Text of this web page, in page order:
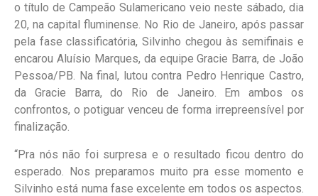
o título de Campeão Sulamericano veio neste sábado, dia
20, na capital fluminense. No Rio de Janeiro, após passar
pela fase classificatória, Silvinho chegou às semifinais e
encarou Aluísio Marques, da equipe Gracie Barra, de João
Pessoa/PB. Na final, lutou contra Pedro Henrique Castro,
da Gracie Barra, do Rio de Janeiro. Em ambos os
confrontos, o potiguar venceu de forma irrepreensível por
finalização.
“Pra nós não foi surpresa e o resultado ficou dentro do
esperado. Nos preparamos muito pra esse momento e
Silvinho está numa fase excelente em todos os aspectos.